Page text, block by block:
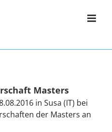
Masters
in Susa (IT) bei
der Masters an